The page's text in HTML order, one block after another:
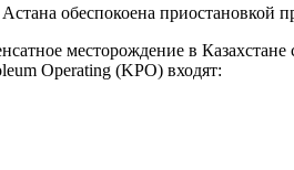
обеспокоена приостановкой
месторождение в
Operating (KPO) входят: